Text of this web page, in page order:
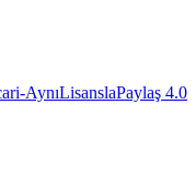
AynıLisanslaPaylaş 4.0